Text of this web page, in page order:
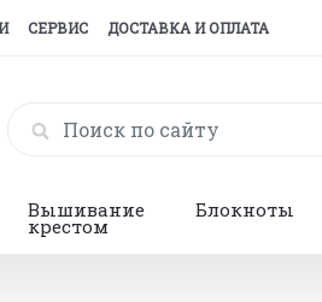
СЕРВИС ДОСТАВКА И ОПЛАТА
Вышивание
крестом
Блокноты